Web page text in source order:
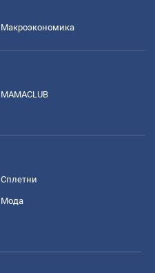
Mакроэкономика
MAMACLUB
Сплетни
Мода